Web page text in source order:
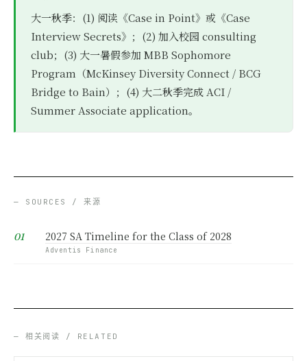
大一秋季：(1) 阅读《Case in Point》或《Case
Interview Secrets》；(2) 加入校园 consulting
club；(3) 大一暑假参加 MBB Sophomore
Program（McKinsey Diversity Connect / BCG
Bridge to Bain）；(4) 大二秋季完成 ACI /
Summer Associate application。
— SOURCES / 来源
2027 SA Timeline for the Class of 2028
Adventis Finance
— 相关阅读 / RELATED